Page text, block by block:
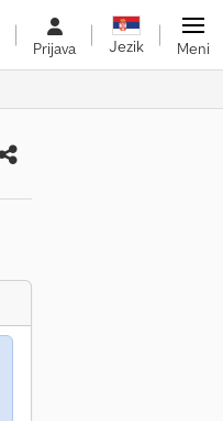
Prijava Jezik Meni